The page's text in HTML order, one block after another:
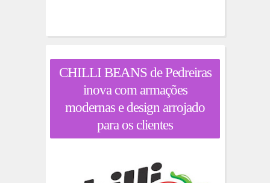
CHILLI BEANS de Pedreiras
inova com armações
modernas e design arrojado
para os clientes